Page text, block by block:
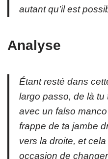
autant qu’il est
Analyse
Étant resté dans
largo passo, de là tu
avec un falso manco
frappe de ta jambe
vers la droite, et
occasion de